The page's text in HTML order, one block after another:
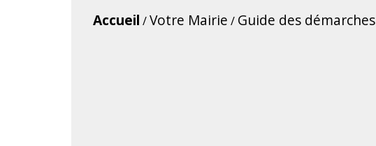
Accueil /Votre Mairie / Guide des démarches